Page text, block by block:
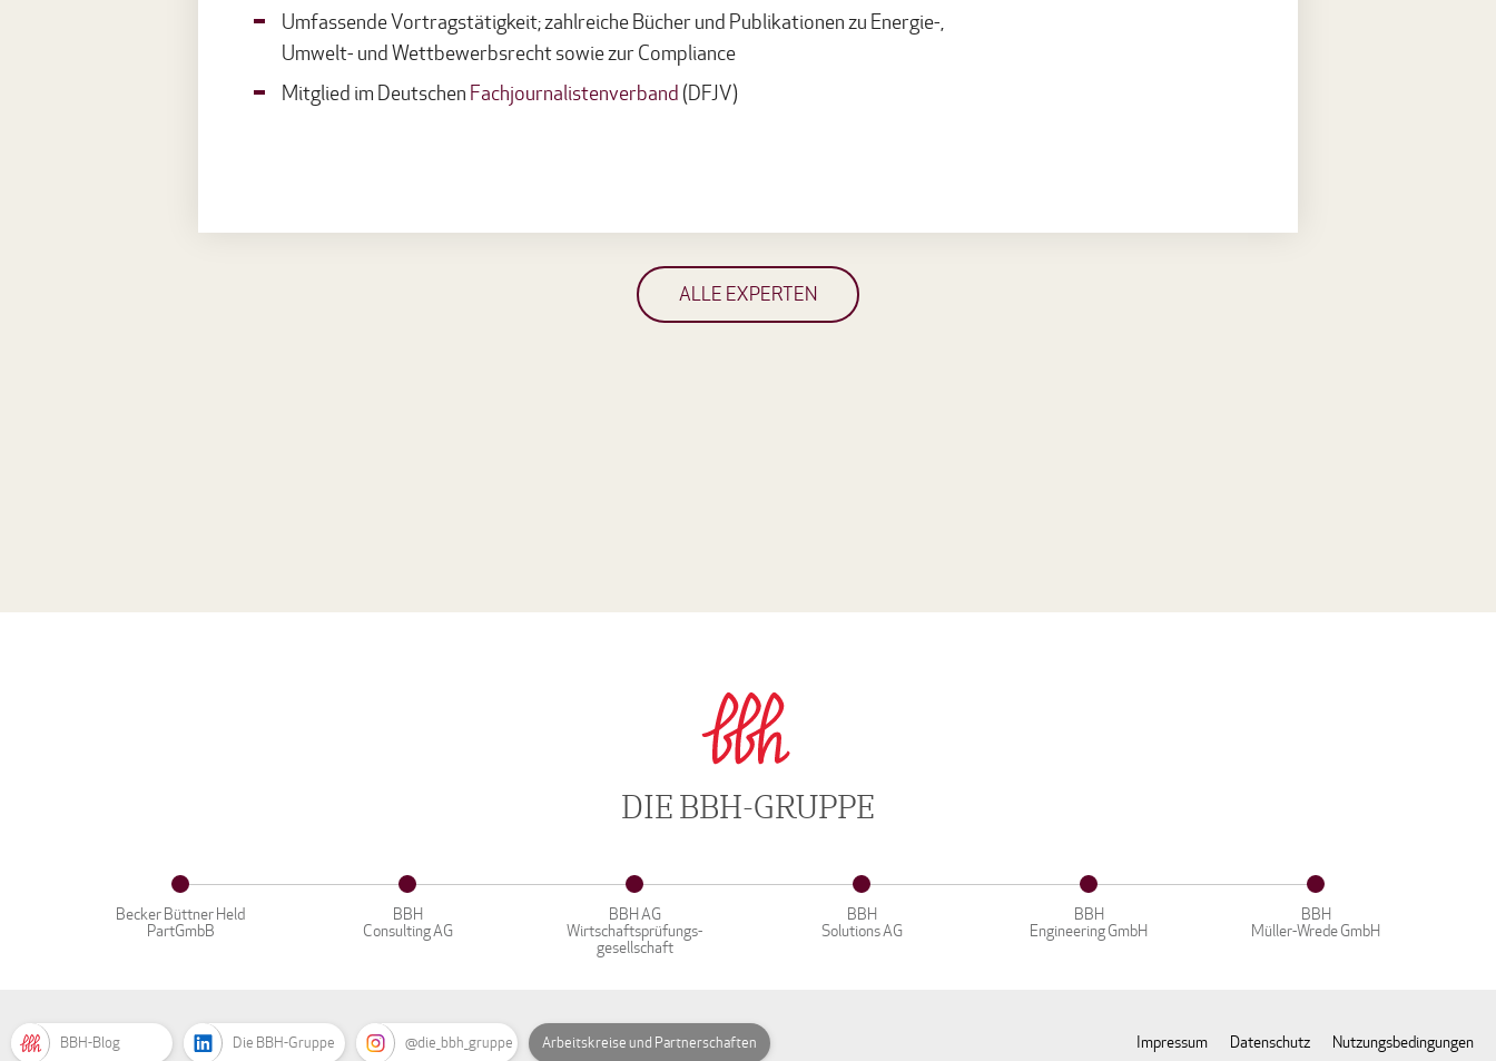
Umfassende Vortragstätigkeit; zahlreiche Bücher und Publikationen zu Energie-,
Umwelt- und Wettbewerbsrecht sowie zur Compliance
Mitglied im Deutschen Fachjournalistenverband (DFJV)
ALLE EXPERTEN
DIE BBH-GRUPPE
Becker Büttner Held
PartGmbB
BBH
Consulting AG
BBH AG
Wirtschaftsprüfungs-
gesellschaft
BBH
Solutions AG
BBH
Engineering GmbH
BBH
Müller-Wrede GmbH
BBH-Blog Die BBH-Gruppe @die_bbh_gruppe Arbeitskreise und Partnerschaften Impressum Datenschutz Nutzungsbedingungen